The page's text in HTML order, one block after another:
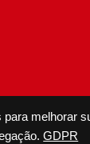
melhorar
GDPR